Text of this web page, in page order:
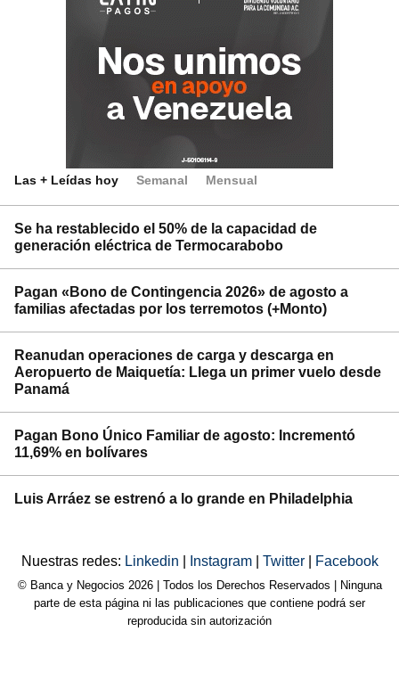
Las + Leídas hoy Semanal Mensual
Se ha restablecido el 50% de la capacidad de
generación eléctrica de Termocarabobo
Pagan «Bono de Contingencia 2026» de agosto a
familias afectadas por los terremotos (+Monto)
Reanudan operaciones de carga y descarga en
Aeropuerto de Maiquetía: Llega un primer vuelo desde
Panamá
Pagan Bono Único Familiar de agosto: Incrementó
11,69% en bolívares
Luis Arráez se estrenó a lo grande en Philadelphia
Nuestras redes: Linkedin Instagram Twitter Facebook
© Banca y Negocios 2026 | Todos los Derechos Reservados | Ninguna
parte de esta página ni las publicaciones que contiene podrá ser
reproducida sin autorización